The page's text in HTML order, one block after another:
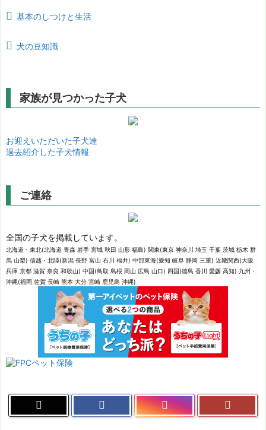
基本のしつけと生活
犬の豆知識
家族が見つかった子犬
お迎えいただいた子犬達
過去紹介した子犬情報
ご連絡
全国の子犬を掲載しています。
北海道・東北(北海道 青森 岩手 宮城 秋田 山形 福島) 関東(東京 神奈川 埼玉 千葉 茨城 栃木 群
馬 山梨) 信越・北陸(新潟 長野 富山 石川 福井) 中部東海(愛知 岐阜 静岡 三重) 近畿関西(大阪
兵庫 京都 滋賀 奈良 和歌山) 中国(鳥取 島根 岡山 広島 山口) 四国(徳島 香川 愛媛 高知) 九州・
沖縄(福岡 佐賀 長崎 熊本 大分 宮崎 鹿児島 沖縄)